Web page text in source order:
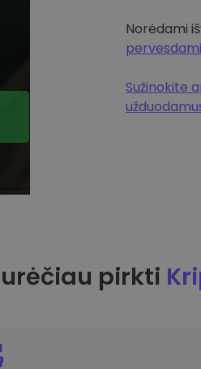
Norėdami
Sužinokite
pirkti